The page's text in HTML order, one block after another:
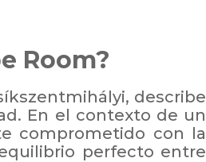
Room?
describe
En el contexto de un
comprometido con la
perfecto entre